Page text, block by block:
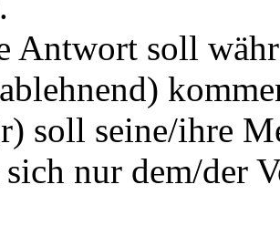
Antwort soll
soll seine/ihre
nur dem/der